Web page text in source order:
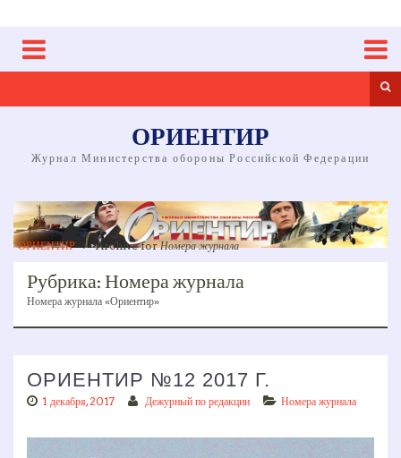
to
content
ОРИЕНТИР
Журнал Министерства обороны Российской Федерации
ОРИЕНТИР > Archive forНомера журнала
Рубрика: Номера журнала
Номера журнала «Ориентир»
ОРИЕНТИР №12 2017 Г.
1 декабря, 2017 Дежурный по редакции Номера журнала